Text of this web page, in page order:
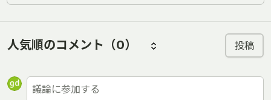
人気順のコメント （0） 投稿